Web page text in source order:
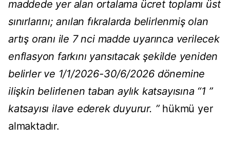
maddede yer alan ortalama ücret toplamı üst
sınırlarını; anılan fıkralarda belirlenmiş olan
artış oranı ile 7 nci madde uyarınca verilecek
enflasyon farkını yansıtacak şekilde yeniden
belirler ve 1/1/2026-30/6/2026 dönemine
ilişkin belirlenen taban aylık katsayısına “1 ”
katsayısı ilave ederek duyurur. ” hükmü yer
almaktadır.